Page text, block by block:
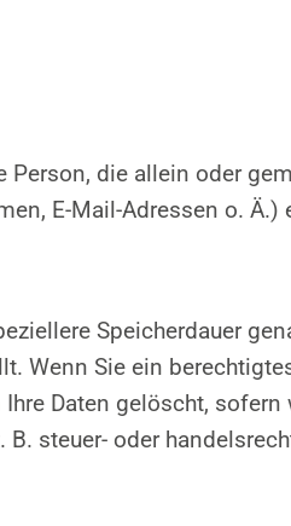
die allein oder
E-Mail-Adressen o. Ä.)
Speicherdauer
Wenn Sie ein
Daten gelöscht,
steuer- oder